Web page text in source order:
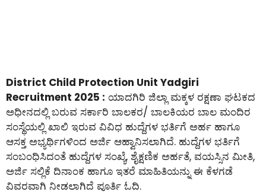
District Child Protection Unit Yadgiri
Recruitment 2025 : ಯಾದಗಿರಿ ಜಿಲ್ಲಾ ಮಕ್ಕಳ ರಕ್ಷಣಾ ಘಟಕದ
ಅಧೀನದಲ್ಲಿ ಬರುವ ಸರ್ಕಾರಿ ಬಾಲಕರ/ ಬಾಲಕಿಯರ ಬಾಲ ಮಂದಿರ
ಸಂಸ್ಥೆಯಲ್ಲಿ ಖಾಲಿ ಇರುವ ವಿವಿಧ ಹುದ್ದೆಗಳ ಭರ್ತಿಗೆ ಅರ್ಹ ಹಾಗೂ
ಆಸಕ್ತ ಅಭ್ಯರ್ಥಿಗಳಿಂದ ಅರ್ಜಿ ಆಹ್ವಾನಿಸಲಾಗಿದೆ. ಹುದ್ದೆಗಳ ಭರ್ತಿಗೆ
ಸಂಬಂಧಿಸಿದಂತೆ ಹುದ್ದೆಗಳ ಸಂಖ್ಯೆ, ಶೈಕ್ಷಣಿಕ ಅರ್ಹತೆ, ವಯಸ್ಸಿನ ಮೀತಿ,
ಅರ್ಜಿ ಸಲ್ಲಿಕೆ ದಿನಾಂಕ ಹಾಗೂ ಇತರೆ ಮಾಹಿತಿಯನ್ನು ಈ ಕೆಳಗಡೆ
ವಿವರವಾಗಿ ನೀಡಲಾಗಿದೆ ಪೂರ್ತಿ ಓದಿ.